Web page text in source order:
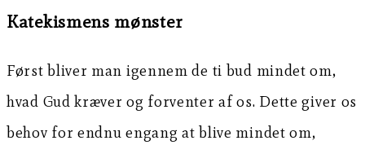
Katekismens mønster
Først bliver man igennem de ti bud mindet om,
hvad Gud kræver og forventer af os. Dette giver os
behov for endnu engang at blive mindet om,